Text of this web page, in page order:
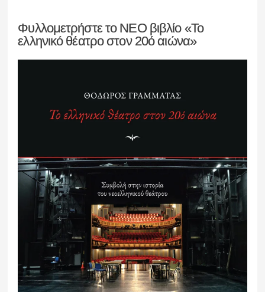
Φυλλομετρήστε το ΝΕΟ βιβλίο «Το
ελληνικό θέατρο στον 20ό αιώνα»